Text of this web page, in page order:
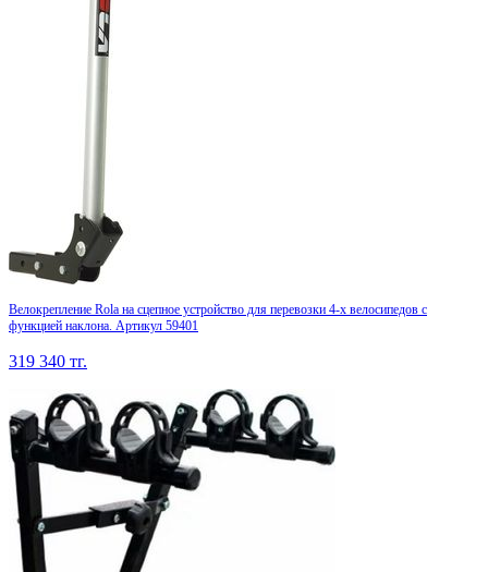
Велокрепление Rola на сцепное устройство для перевозки 4-х велосипедов с
функцией наклона. Артикул 59401
319 340 тг.